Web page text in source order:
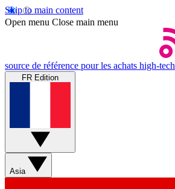
Skip to main content
Open menu Close main menu
source de référence pour les achats high-tech
FR Edition
Asia